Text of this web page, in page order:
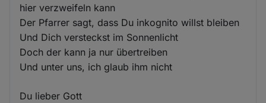
hier verzweifeln kann
Der Pfarrer sagt, dass Du inkognito willst bleiben
Und Dich versteckst im Sonnenlicht
Doch der kann ja nur übertreiben
Und unter uns, ich glaub ihm nicht
Du lieber Gott